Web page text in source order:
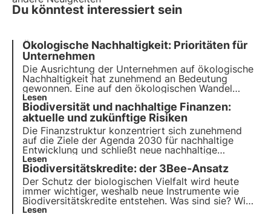
Du könntest interessiert sein
Ökologische Nachhaltigkeit: Prioritäten für
Unternehmen
Die Ausrichtung der Unternehmen auf ökologische
Nachhaltigkeit hat zunehmend an Bedeutung
gewonnen. Eine auf den ökologischen Wandel
ausgerichtete Unternehmensstrategie ist keine
Option, sondern eine Notwendigkeit. Lassen Sie
uns sehen, wie Sie sie zu Ihrer eigenen machen
können, um zu wachsen und die Wirtschaft
anzukurbeln.
Lesen
Biodiversität und nachhaltige Finanzen:
aktuelle und zukünftige Risiken
Die Finanzstruktur konzentriert sich zunehmend
auf die Ziele der Agenda 2030 für nachhaltige
Entwicklung und schließt neue nachhaltige
Produkte ein, die dem Schutz der biologischen
Vielfalt gewidmet sind. Der ESMA-Bericht
unterstreicht die Bedeutung von
Bewertungsberichten zur Vermeidung des
Greenwashing-Risikos.
Lesen
Biodiversitätskredite: der 3Bee-Ansatz
Der Schutz der biologischen Vielfalt wird heute
immer wichtiger, weshalb neue Instrumente wie
Biodiversitätskredite entstehen. Was sind sie? Wie
funktionieren sie? In welchen Ländern der Welt gibt
Lesen